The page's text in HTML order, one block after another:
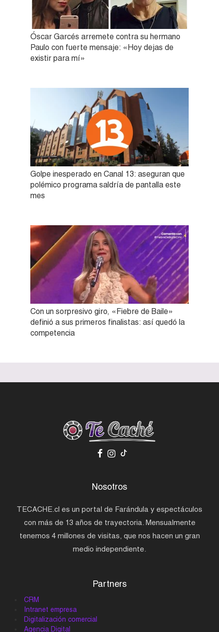
Óscar Garcés arremete contra su hermano
Paulo con fuerte mensaje: «Hoy dejas de
existir para mí»
Golpe inesperado en Canal 13: aseguran que
polémico programa saldría de pantalla este
mes
Con un sorpresivo giro, «Fiebre de Baile»
definió a sus primeros finalistas: así quedó la
competencia
Nosotros
TECACHE.cl es un portal de Farándula y espectáculos
con más de 13 años de trayectoria. Mensualmente
tenemos 4 millones de visitas, que nos hacen un gran
medio independiente.
Partners
CRM
Intranet empresa
Digitalización comercial
Agencia Digital